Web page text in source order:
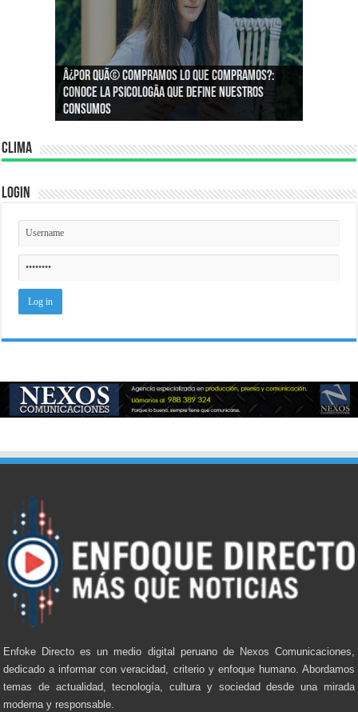
Â¿CÃ³mo podemos asegurar un espacio de
igualdad en el trabajo?
Â¿Por quÃ© compramos lo que compramos?:
Conoce la psicologÃ­a que define nuestros
consumos
Clima
Login
Enfoke Directo es un medio digital peruano de Nexos Comunicaciones,
dedicado a informar con veracidad, criterio y enfoque humano. Abordamos
temas de actualidad, tecnología, cultura y sociedad desde una mirada
moderna y responsable.